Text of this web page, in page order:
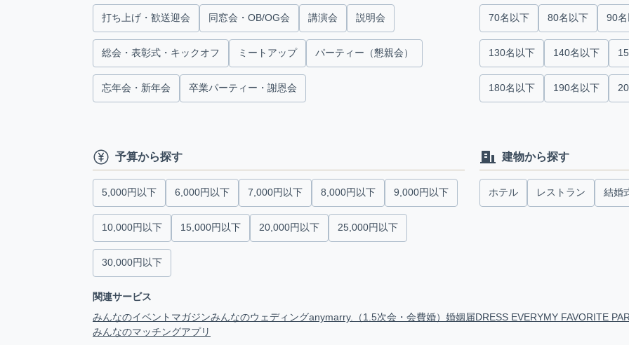
打ち上げ・歓送迎会 同窓会・OB/OG会 講演会 説明会
総会・表彰式・キックオフ ミートアップ パーティー（懇親会）
忘年会・新年会 卒業パーティー・謝恩会
70名以下 80名以下 90
130名以下 140名以下
180名以下 190名以下
予算から探す
5,000円以下 6,000円以下 7,000円以下 8,000円以下 9,000円以下
10,000円以下 15,000円以下 20,000円以下 25,000円以下
30,000円以下
建物から探す
ホテル レストラン 結婚
関連サービス
みんなのイベントマガジンみんなのウェディングanymarry.（1.5次会・会費婚） 婚姻届DRESS EVERYMY FAVORITE
みんなのマッチングアプリ